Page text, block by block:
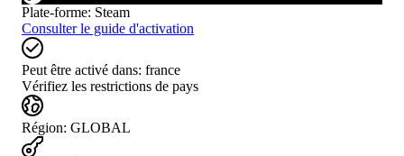
Plate-forme: Steam
Consulter le guide d'activation
Peut être activé dans: france
Vérifiez les restrictions de pays
Région: GLOBAL